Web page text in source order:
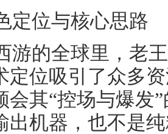
定位与核心思路
游的全球里，老
定位吸引了众多
会其“控场与爆发
出机器，也不是